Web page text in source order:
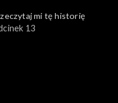
mi tę historię
13